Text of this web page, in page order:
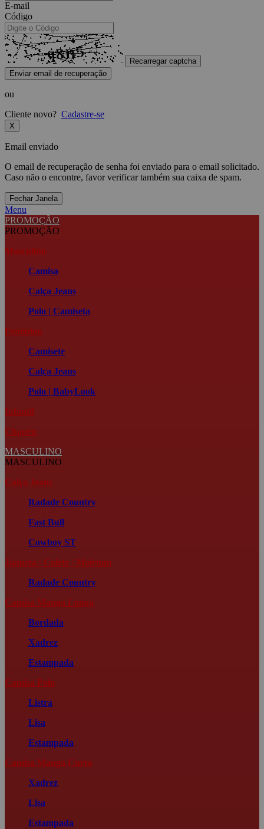
E-mail
Código
Recarregar captcha
Enviar email de recuperação
ou
Cliente novo? Cadastre-se
X
Email enviado
O email de recuperação de senha foi enviado para o email solicitado.
Caso não o encontre, favor verificar também sua caixa de spam.
Fechar Janela
Menu
PROMOÇÃO
PROMOÇÃO
Masculino
Camisa
Calça Jeans
Polo | Camiseta
Feminino
Camisete
Calça Jeans
Polo | BabyLook
Infantil
Chapéu
MASCULINO
MASCULINO
Calça Jeans
Radade Country
Fast Bull
Cowboy ST
Jaqueta | Colete | Moletom
Radade Country
Camisa Manga Longa
Bordada
Xadrez
Estampada
Camisa Polo
Listra
Lisa
Estampada
Camisa Manga Curta
Xadrez
Lisa
Estampada